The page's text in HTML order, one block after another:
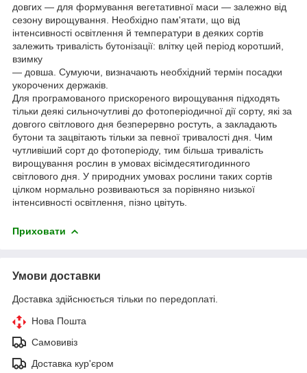
довгих — для формування вегетативної маси — залежно від
сезону вирощування. Необхідно пам'ятати, що від
інтенсивності освітлення й температури в деяких сортів
залежить тривалість бутонізації: влітку цей період коротший,
взимку
— довша. Сумуючи, визначають необхідний термін посадки
укорочених держаків.
Для програмованого прискореного вирощування підходять
тільки деякі сильночутливі до фотоперіодичної дії сорту, які за
довгого світлового дня безперервно ростуть, а закладають
бутони та зацвітають тільки за певної тривалості дня. Чим
чутливіший сорт до фотоперіоду, тим більша тривалість
вирощування рослин в умовах вісімдесятигодинного
світлового дня. У природних умовах рослини таких сортів
цілком нормально розвиваються за порівняно низької
інтенсивності освітлення, пізно цвітуть.
Приховати
Умови доставки
Доставка здійснюється тільки по передоплаті.
Нова Пошта
Самовивіз
Доставка кур'єром